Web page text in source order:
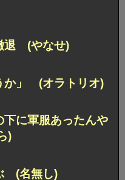
退 (やなせ)
か」 (オラトリオ)
下に軍服あったんや
)
(名無し)